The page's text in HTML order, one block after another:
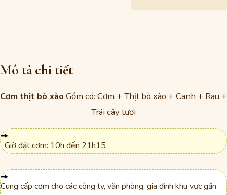
Mô tả chi tiết
Cơm thịt bò xào Gồm có: Cơm + Thịt bò xào + Canh + Rau +
Trái cây tươi
Giờ đặt cơm: 10h đến 21h15
Cung cấp cơm cho các công ty, văn phòng, gia đình khu vực gần